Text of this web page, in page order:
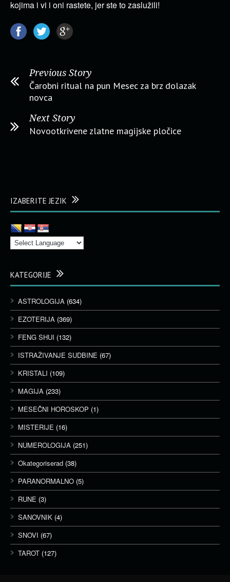
kojima i vi i oni rastete, jer ste to zaslužili!
Previous Story
Čarobni ritual na pun Mesec za brz dolazak
novca
Next Story
Novootkrivene zlatne magijske pločice
IZABERITE JEZIK
KATEGORIJE
ASTROLOGIJA (634)
EZOTERIJA (369)
FENG SHUI (132)
ISTRAŽIVANJE SUDBINE (67)
KRISTALI (109)
MAGIJA (233)
MESEČNI HOROSKOP (1)
MISTERIJE (16)
NUMEROLOGIJA (251)
Okategoriserad (38)
PARANORMALNO (5)
RUNE (3)
SANOVNIK (4)
SNOVI (67)
TAROT (127)